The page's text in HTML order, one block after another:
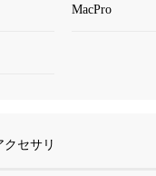
MacPro
クセサリ